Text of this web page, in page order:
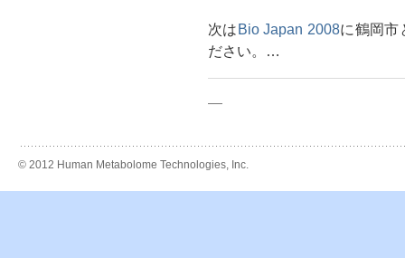
次はBio Japan 2008に鶴岡市
ださい。…
—
© 2012 Human Metabolome Technologies, Inc.